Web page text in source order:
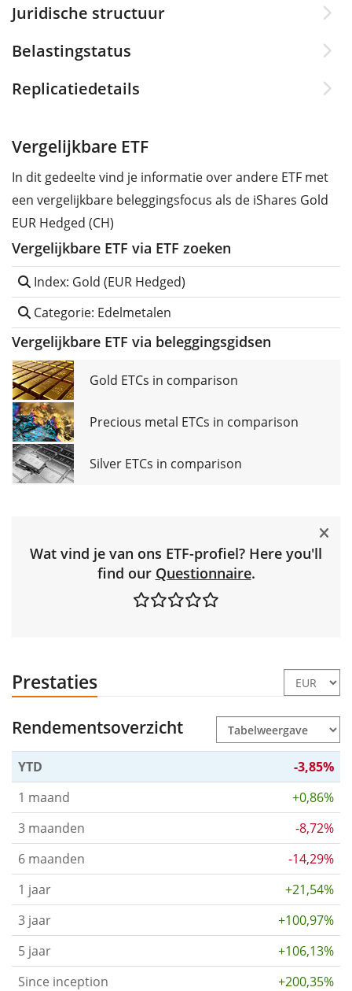
Juridische structuur
Belastingstatus
Replicatiedetails
Vergelijkbare ETF
In dit gedeelte vind je informatie over andere ETF met
een vergelijkbare beleggingsfocus als de iShares Gold
EUR Hedged (CH)
Vergelijkbare ETF via ETF zoeken
Index: Gold (EUR Hedged)
Categorie: Edelmetalen
Vergelijkbare ETF via beleggingsgidsen
Gold ETCs in comparison
Precious metal ETCs in comparison
Silver ETCs in comparison
Wat vind je van ons ETF-profiel? Here you'll
find our Questionnaire.
Prestaties
Rendementsoverzicht
YTD
-3,85%
1 maand
+0,86%
3 maanden
-8,72%
6 maanden
-14,29%
1 jaar
+21,54%
3 jaar
+100,97%
5 jaar
+106,13%
Since inception
+200,35%